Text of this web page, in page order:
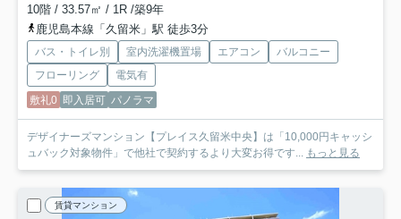
10階 / 33.57㎡ / 1R /築9年
鹿児島本線「久留米」駅 徒歩3分
バス・トイレ別 室内洗濯機置場 エアコン
バルコニー
フローリング
電気有
敷礼0 即入居可 パノラマ
デザイナーズマンション【プレイス久留米中央】は「10,000円キャッシ
ュバック対象物件」で他社で契約するより大変お得です...
もっと見る
賃貸マンション